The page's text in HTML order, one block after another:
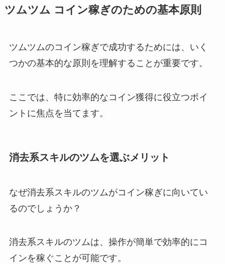
ツムツム コイン稼ぎのための基本原則
ツムツムのコイン稼ぎで成功するためには、いく
つかの基本的な原則を理解することが重要です。
ここでは、特に効率的なコイン獲得に役立つポイ
ントに焦点を当てます。
消去系スキルのツムを選ぶメリット
なぜ消去系スキルのツムがコイン稼ぎに向いてい
るのでしょうか？
消去系スキルのツムは、操作が簡単で効率的にコ
インを稼ぐことが可能です。